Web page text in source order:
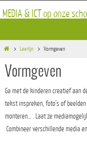
naar
MEDIA & ICT op onze
HomeLeerlijn Vormgeven
Vormgeven
Ga met de kinderen creatief aan
tekst inspreken, foto’s of
monteren… . Laat ze
Combineer verschillende media